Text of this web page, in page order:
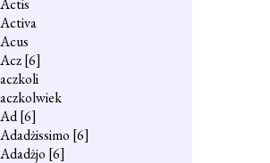
Actis
Activa
Acus
Acz[6]
aczkoli
aczkolwiek
Ad[6]
Adadżissimo [6]
Adadżjo [6]